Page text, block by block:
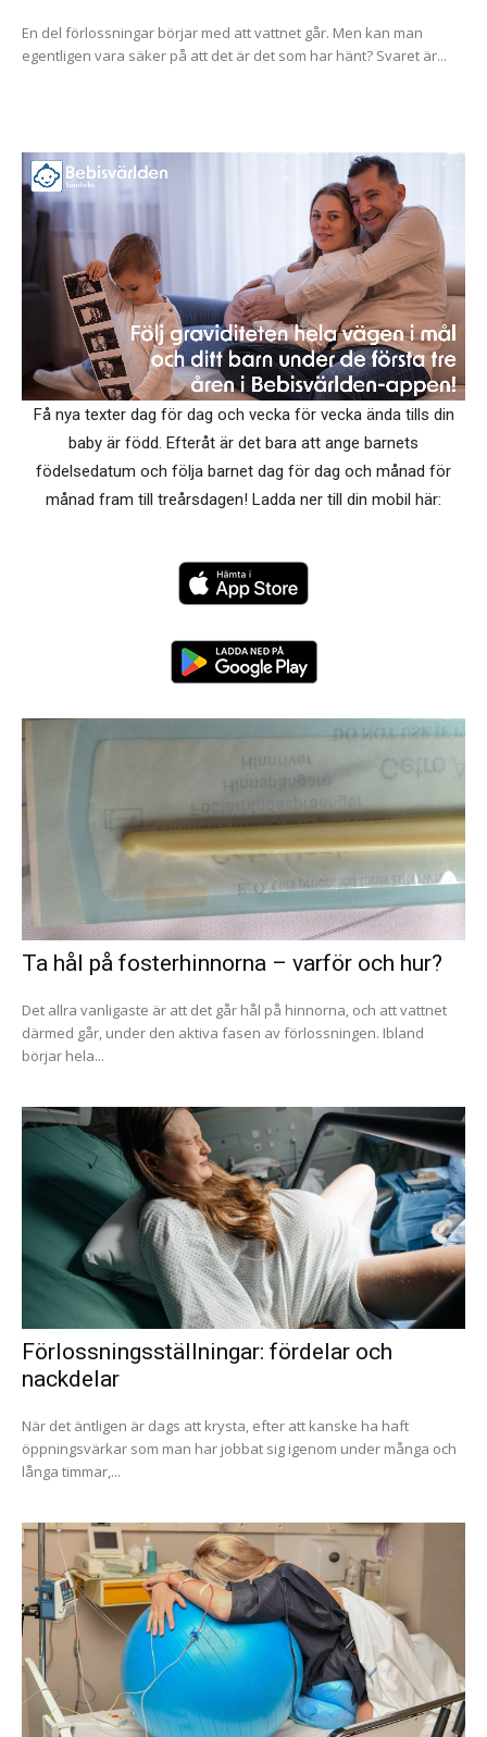
En del förlossningar börjar med att vattnet går. Men kan man
egentligen vara säker på att det är det som har hänt? Svaret är...
Få nya texter dag för dag och vecka för vecka ända tills din
baby är född. Efteråt är det bara att ange barnets
födelsedatum och följa barnet dag för dag och månad för
månad fram till treårsdagen! Ladda ner till din mobil här:
Ta hål på fosterhinnorna – varför och hur?
Det allra vanligaste är att det går hål på hinnorna, och att vattnet
därmed går, under den aktiva fasen av förlossningen. Ibland
börjar hela...
Förlossningsställningar: fördelar och
nackdelar
När det äntligen är dags att krysta, efter att kanske ha haft
öppningsvärkar som man har jobbat sig igenom under många och
långa timmar,...